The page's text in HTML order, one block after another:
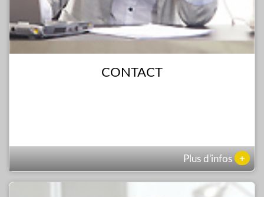
CONTACT
Plus d'infos +